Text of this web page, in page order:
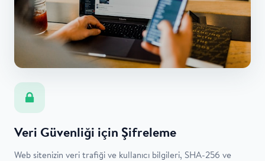
Veri Güvenliği için Şifreleme
Web sitenizin veri trafiği ve kullanıcı bilgileri, SHA-256 ve